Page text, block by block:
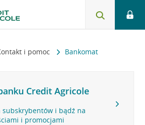
i pomoc Bankomat
Credit Agricole
subskrybentów i bądź na
i promocjami